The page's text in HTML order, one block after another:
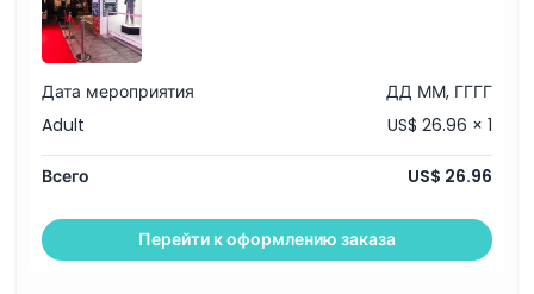
Как добраться туда
Политика отмены
Дата мероприятия
ДД ММ, ГГГГ
Adult
US$ 26.96 × 1
Всего US$ 26.96
Перейти к оформлению заказа